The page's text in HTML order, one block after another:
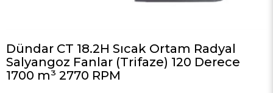
Dündar CT 18.2H Sıcak Ortam Radyal
Salyangoz Fanlar (Trifaze) 120 Derece
1700 m³ 2770 RPM